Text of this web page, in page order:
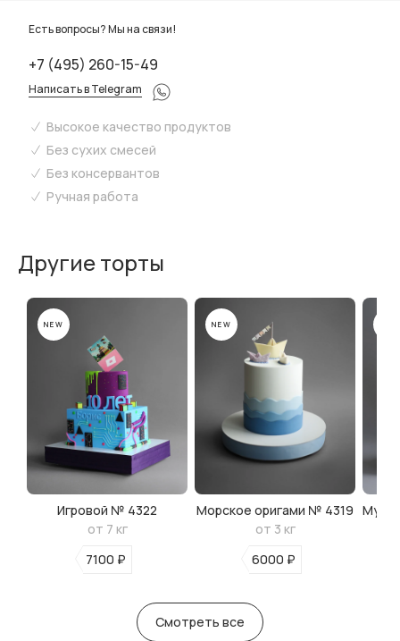
Есть вопросы? Мы на связи!
+7 (495) 260-15-49
Написать в Telegram
Высокое качество продуктов
Без сухих смесей
Без консервантов
Ручная работа
Другие торты
Игровой № 4322
от 7 кг
7100 ₽
NEW
Морское оригами № 4319
от 3 кг
6000 ₽
NEW
Смотреть все